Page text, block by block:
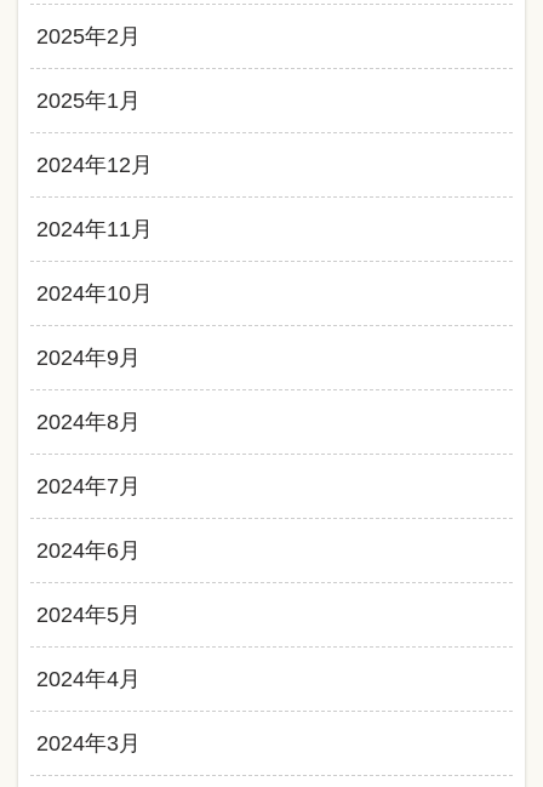
2025年2月
2025年1月
2024年12月
2024年11月
2024年10月
2024年9月
2024年8月
2024年7月
2024年6月
2024年5月
2024年4月
2024年3月